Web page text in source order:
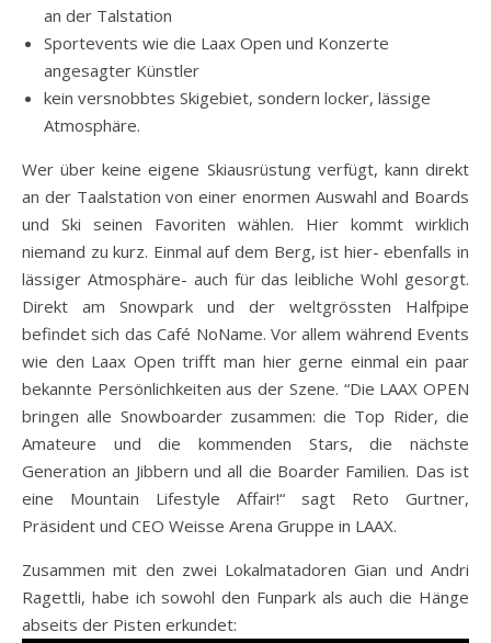
an der Talstation
Sportevents wie die Laax Open und Konzerte
angesagter Künstler
kein versnobbtes Skigebiet, sondern locker, lässige
Atmosphäre.
Wer über keine eigene Skiausrüstung verfügt, kann direkt
an der Taalstation von einer enormen Auswahl and Boards
und Ski seinen Favoriten wählen. Hier kommt wirklich
niemand zu kurz. Einmal auf dem Berg, ist hier- ebenfalls in
lässiger Atmosphäre- auch für das leibliche Wohl gesorgt.
Direkt am Snowpark und der weltgrössten Halfpipe
befindet sich das Café NoName. Vor allem während Events
wie den Laax Open trifft man hier gerne einmal ein paar
bekannte Persönlichkeiten aus der Szene. “Die LAAX OPEN
bringen alle Snowboarder zusammen: die Top Rider, die
Amateure und die kommenden Stars, die nächste
Generation an Jibbern und all die Boarder Familien. Das ist
eine Mountain Lifestyle Affair!“ sagt Reto Gurtner,
Präsident und CEO Weisse Arena Gruppe in LAAX.
Zusammen mit den zwei Lokalmatadoren Gian und Andri
Ragettli, habe ich sowohl den Funpark als auch die Hänge
abseits der Pisten erkundet: